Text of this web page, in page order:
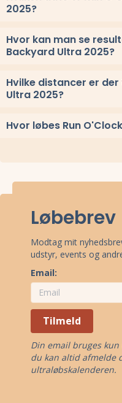
2025?
Run O'Clock Backyard Ultra
Hvor kan man se
Backyard Ultra 2025?
Se link til resultaterne eller
Hvilke distancer er
Ultra 2025?
Til Run O'Clock Backyard
x ∞
Hvor løbes Run
Løbebrev
Modtag mit
udstyr, events og
Email:
Tilmeld
Din email bruges
du kan altid afmelde
ultraløbskalenderen.